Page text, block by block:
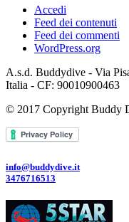
Accedi
Feed dei contenuti
Feed dei commenti
WordPress.org
A.s.d. Buddydive - Via
Italia - CF: 90010900463
© 2017 Copyright Buddy
info@buddydive.it
3476716513